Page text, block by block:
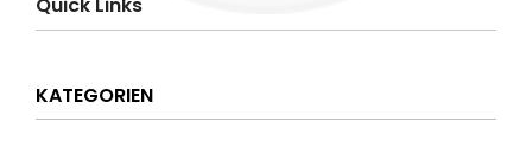
Widerrufsrecht
Versandkostenpauschale
Quick Links
KATEGORIEN